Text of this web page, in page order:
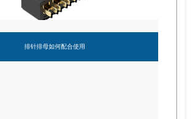
排针排母如何配合使用